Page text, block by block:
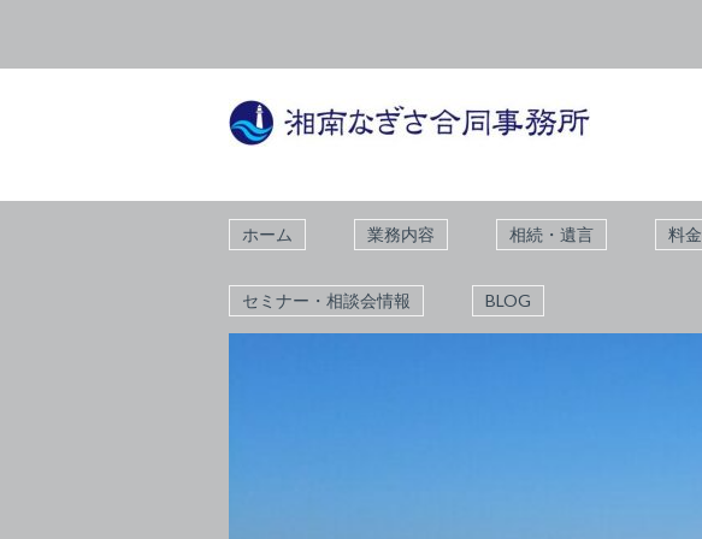
ホーム 業務内容 相続・遺言 料金
セミナー・相談会情報 BLOG